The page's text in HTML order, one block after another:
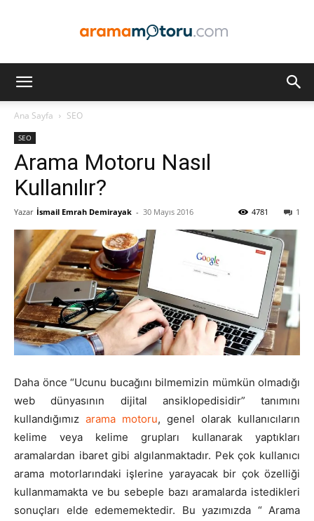
Optimizasyonu
Pazarlaması
Ana Sayfa SEO
SEO
Arama Motoru Nasıl
Kullanılır?
Yazar İsmail Emrah Demirayak - 30 Mayıs 2016 1
4781
Daha önce “Ucunu bucağını bilmemizin mümkün olmadığı
web dünyasının dijital ansiklopedisidir” tanımını
kullandığımız arama motoru, genel olarak kullanıcıların
kelime veya kelime grupları kullanarak yaptıkları
aramalardan ibaret gibi algılanmaktadır. Pek çok kullanıcı
arama motorlarındaki işlerine yarayacak bir çok özelliği
kullanmamakta ve bu sebeple bazı aramalarda istedikleri
sonuçları elde edememektedir. Bu yazımızda “ Arama